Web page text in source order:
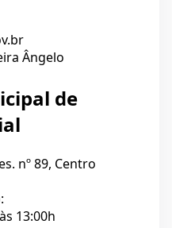
Ângelo
de
nº 89, Centro
13:00h